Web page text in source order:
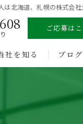
は北海道、札幌の株式会
ご応募は
社を知る
経験
ブログ